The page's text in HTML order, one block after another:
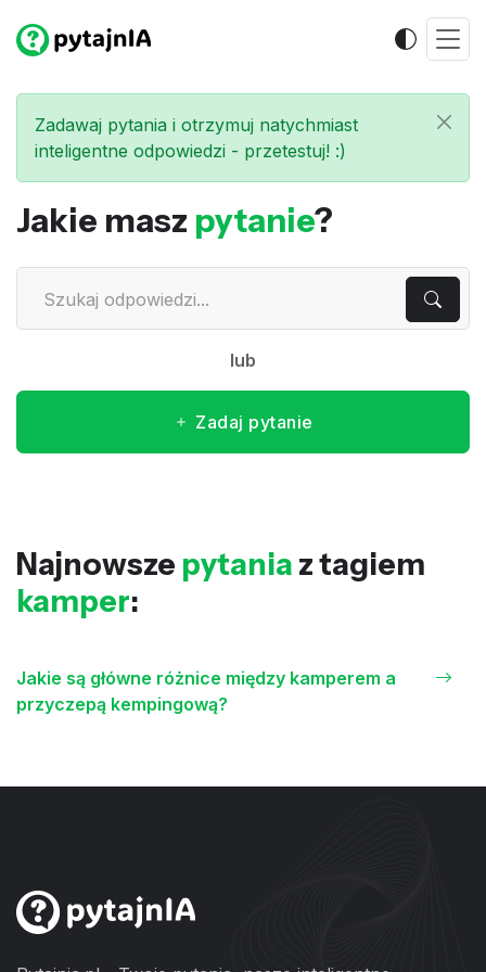
Zadawaj pytania i otrzymuj natychmiast
inteligentne odpowiedzi - przetestuj! :)
Jakie masz pytanie?
lub
Zadaj pytanie
Najnowsze pytania z tagiem
kamper:
Jakie są główne różnice między kamperem a
przyczepą kempingową?